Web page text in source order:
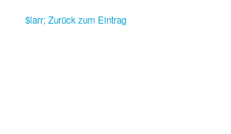
$larr; Zurück zum Eintrag